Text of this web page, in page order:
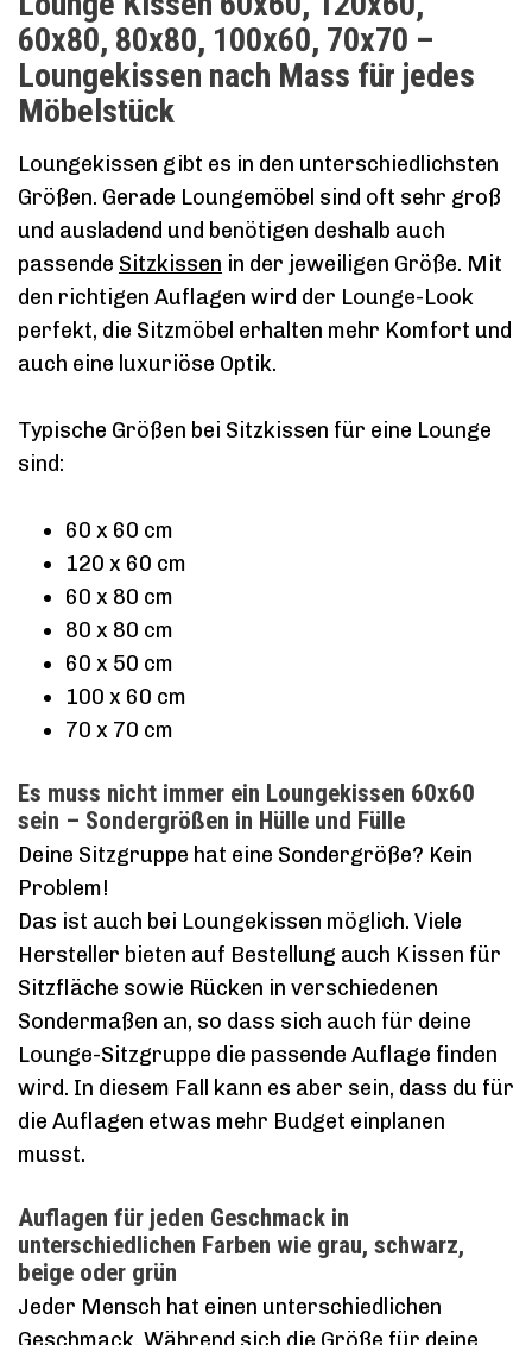
60x80, 80x80, 100x60, 70x70 –
Loungekissen nach Mass für jedes
Möbelstück
Loungekissen gibt es in den unterschiedlichsten
Größen. Gerade Loungemöbel sind oft sehr groß
und ausladend und benötigen deshalb auch
passende Sitzkissen in der jeweiligen Größe. Mit
den richtigen Auflagen wird der Lounge-Look
perfekt, die Sitzmöbel erhalten mehr Komfort und
auch eine luxuriöse Optik.
Typische Größen bei Sitzkissen für eine Lounge
sind:
60 x 60 cm
120 x 60 cm
60 x 80 cm
80 x 80 cm
60 x 50 cm
100 x 60 cm
70 x 70 cm
Es muss nicht immer ein Loungekissen 60x60
sein – Sondergrößen in Hülle und Fülle
Deine Sitzgruppe hat eine Sondergröße? Kein
Problem!
Das ist auch bei Loungekissen möglich. Viele
Hersteller bieten auf Bestellung auch Kissen für
Sitzfläche sowie Rücken in verschiedenen
Sondermaßen an, so dass sich auch für deine
Lounge-Sitzgruppe die passende Auflage finden
wird. In diesem Fall kann es aber sein, dass du für
die Auflagen etwas mehr Budget einplanen
musst.
Auflagen für jeden Geschmack in
unterschiedlichen Farben wie grau, schwarz,
beige oder grün
Jeder Mensch hat einen unterschiedlichen